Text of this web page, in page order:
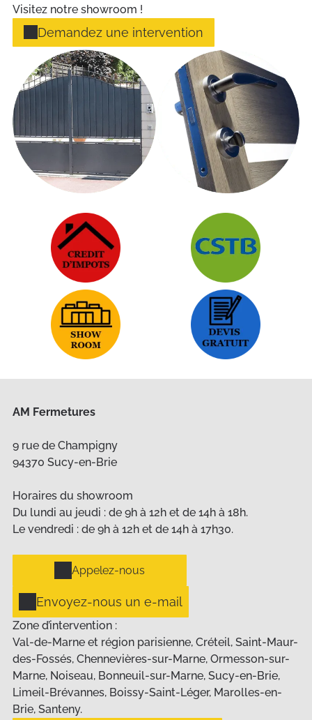
Visitez notre showroom !
Demandez une intervention
AM Fermetures
9 rue de Champigny
94370 Sucy-en-Brie
Horaires du showroom
Du lundi au jeudi : de 9h à 12h et de 14h à 18h.
Le vendredi : de 9h à 12h et de 14h à 17h30.
Appelez-nous
Envoyez-nous un e-mail
Zone d’intervention :
Val-de-Marne et région parisienne, Créteil, Saint-Maur-
des-Fossés, Chennevières-sur-Marne, Ormesson-sur-
Marne, Noiseau, Bonneuil-sur-Marne, Sucy-en-Brie,
Limeil-Brévannes, Boissy-Saint-Léger, Marolles-en-
Brie, Santeny.